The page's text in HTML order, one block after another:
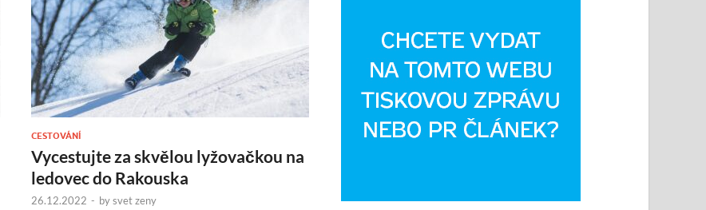
CESTOVÁNÍ
Vycestujte za skvělou lyžovačkou na
ledovec do Rakouska
26.12.2022 - bysvet zeny